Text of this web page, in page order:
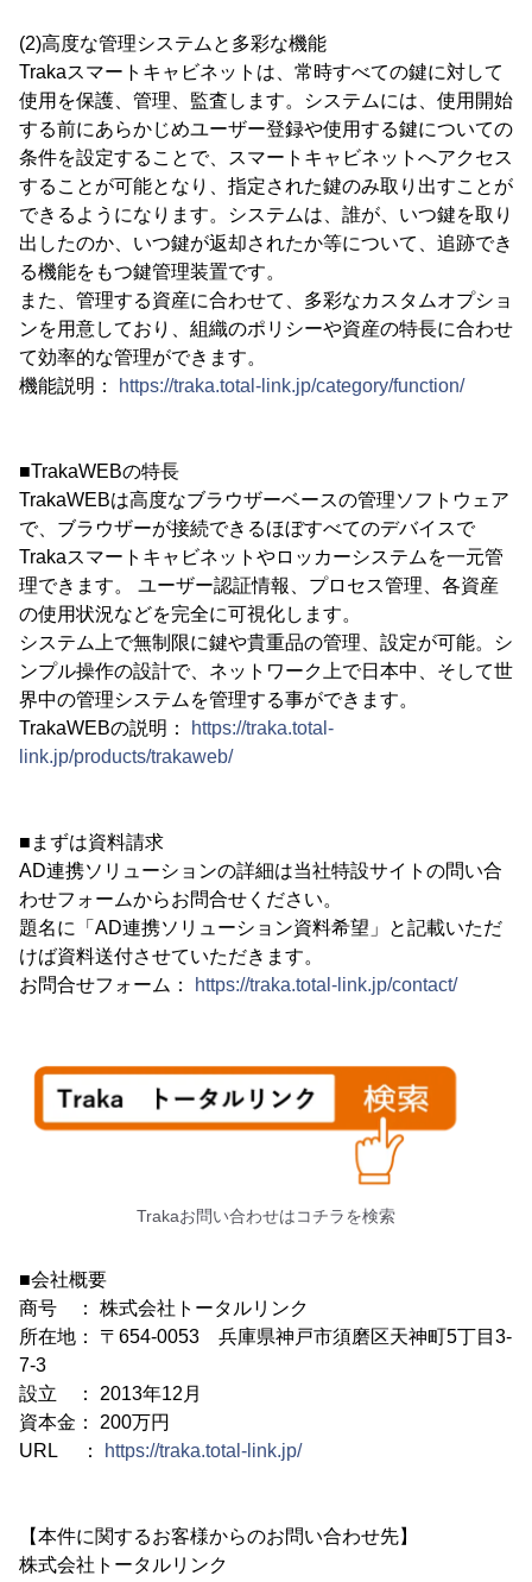
(2)高度な管理システムと多彩な機能
Trakaスマートキャビネットは、常時すべての鍵に対して
使用を保護、管理、監査します。システムには、使用開始
する前にあらかじめユーザー登録や使用する鍵についての
条件を設定することで、スマートキャビネットへアクセス
することが可能となり、指定された鍵のみ取り出すことが
できるようになります。システムは、誰が、いつ鍵を取り
出したのか、いつ鍵が返却されたか等について、追跡でき
る機能をもつ鍵管理装置です。
また、管理する資産に合わせて、多彩なカスタムオプショ
ンを用意しており、組織のポリシーや資産の特長に合わせ
て効率的な管理ができます。
機能説明：
https://traka.total-link.jp/category/function/
■TrakaWEBの特長
TrakaWEBは高度なブラウザーベースの管理ソフトウェア
で、ブラウザーが接続できるほぼすべてのデバイスで
Trakaスマートキャビネットやロッカーシステムを一元管
理できます。 ユーザー認証情報、プロセス管理、各資産
の使用状況などを完全に可視化します。
システム上で無制限に鍵や貴重品の管理、設定が可能。シ
ンプル操作の設計で、ネットワーク上で日本中、そして世
界中の管理システムを管理する事ができます。
TrakaWEBの説明：
https://traka.total-
link.jp/products/trakaweb/
■まずは資料請求
AD連携ソリューションの詳細は当社特設サイトの問い合
わせフォームからお問合せください。
題名に「AD連携ソリューション資料希望」と記載いただ
けば資料送付させていただきます。
お問合せフォーム：
https://traka.total-link.jp/contact/
Trakaお問い合わせはコチラを検索
■会社概要
商号 ： 株式会社トータルリンク
所在地： 〒654-0053 兵庫県神戸市須磨区天神町5丁目3-
7-3
設立 ： 2013年12月
資本金： 200万円
URL ：
https://traka.total-link.jp/
【本件に関するお客様からのお問い合わせ先】
株式会社トータルリンク